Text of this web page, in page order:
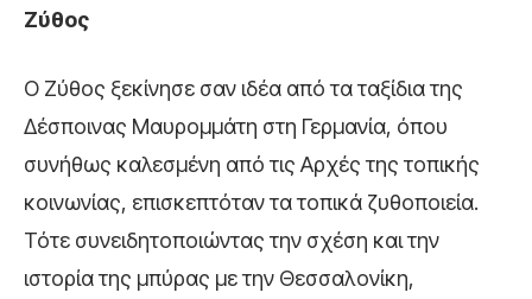
Ζύθος
Ο Ζύθος ξεκίνησε σαν ιδέα από τα ταξίδια της
Δέσποινας Μαυρομμάτη στη Γερμανία, όπου
συνήθως καλεσμένη από τις Αρχές της τοπικής
κοινωνίας, επισκεπτόταν τα τοπικά ζυθοποιεία.
Τότε συνειδητοποιώντας την σχέση και την
ιστορία της μπύρας με την Θεσσαλονίκη,